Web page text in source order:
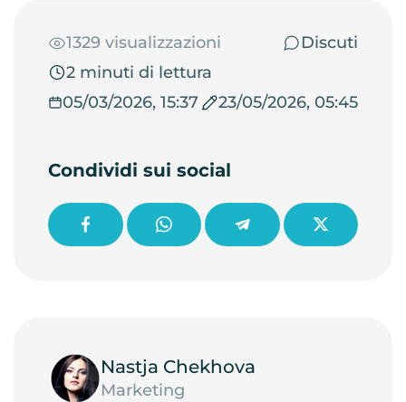
1329 visualizzazioni
Discuti
2 minuti di lettura
05/03/2026, 15:37
23/05/2026, 05:45
Condividi sui social
Nastja Chekhova
Marketing